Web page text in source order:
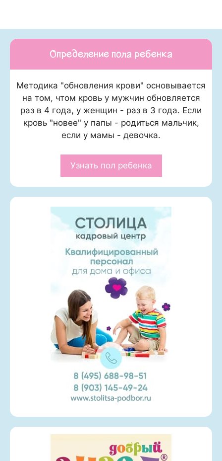
Определение пола ребенка
Методика "обновления крови" основывается
на том, чтом кровь у мужчин обновляется
раз в 4 года, у женщин - раз в 3 года. Если
кровь "новее" у папы - родиться мальчик,
если у мамы - девочка.
Узнать пол ребенка